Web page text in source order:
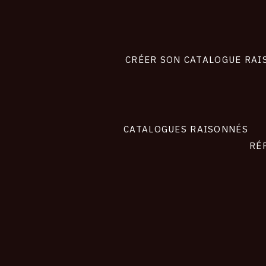
CRÉER SON CATALOGUE
CATALOGUES RAISONNÉS